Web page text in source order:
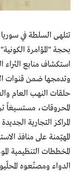
تتلهى السلطة في سوريا
بحجة "المؤامرة
استكشاف منابع
وتدمجها ضمن قنوات
حلقات النهب العام
المحروقات، مستسيغاً
المراكز التجارية
المهيّمنة على منافذ
المخططات التنظيمية
الدواء ومصنّعوه